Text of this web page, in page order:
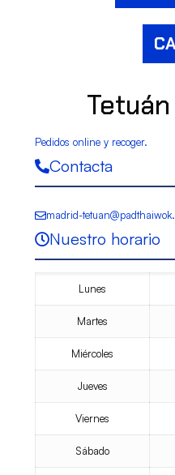
Pedidos online y recoger.
Contacta
madrid-
Nuestro horario
Lunes
Martes
Miércoles
Jueves
Viernes
Sábado